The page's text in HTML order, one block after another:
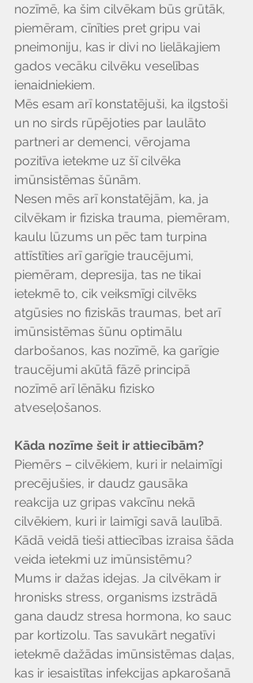
nozīmē, ka šim cilvēkam būs grūtāk,
piemēram, cīnīties pret gripu vai
pneimoniju, kas ir divi no lielākajiem
gados vecāku cilvēku veselības
ienaidniekiem.
Mēs esam arī konstatējuši, ka ilgstoši
un no sirds rūpējoties par laulāto
partneri ar demenci, vērojama
pozitīva ietekme uz šī cilvēka
imūnsistēmas šūnām.
Nesen mēs arī konstatējām, ka, ja
cilvēkam ir fiziska trauma, piemēram,
kaulu lūzums un pēc tam turpina
attīstīties arī garīgie traucējumi,
piemēram, depresija, tas ne tikai
ietekmē to, cik veiksmīgi cilvēks
atgūsies no fiziskās traumas, bet arī
imūnsistēmas šūnu optimālu
darbošanos, kas nozīmē, ka garīgie
traucējumi akūtā fāzē principā
nozīmē arī lēnāku fizisko
atveseļošanos.
Kāda nozīme šeit ir attiecībām?
Piemērs – cilvēkiem, kuri ir nelaimīgi
precējušies, ir daudz gausāka
reakcija uz gripas vakcīnu nekā
cilvēkiem, kuri ir laimīgi savā laulībā.
Kādā veidā tieši attiecības izraisa šāda
veida ietekmi uz imūnsistēmu?
Mums ir dažas idejas. Ja cilvēkam ir
hronisks stress, organisms izstrādā
gana daudz stresa hormona, ko sauc
par kortizolu. Tas savukārt negatīvi
ietekmē dažādas imūnsistēmas daļas,
kas ir iesaistītas infekcijas apkarošanā